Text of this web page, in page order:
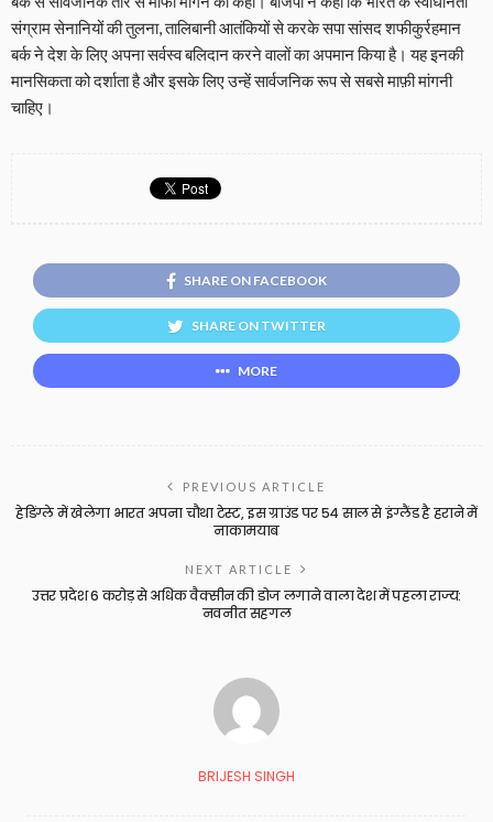
संग्राम सेनानियों की तुलना, तालिबानी आतंकियों से करके सपा सांसद शफीकुर्रहमान
बर्क ने देश के लिए अपना सर्वस्व बलिदान करने वालों का अपमान किया है। यह इनकी
मानसिकता को दर्शाता है और इसके लिए उन्हें सार्वजनिक रूप से सबसे माफ़ी मांगनी
चाहिए।
SHARE ON FACEBOOK
SHARE ON TWITTER
MORE
PREVIOUS ARTICLE
हेडिंग्ले में खेलेगा भारत अपना चौथा टेस्ट, इस ग्राउंड पर 54 साल से इंग्लैंड है हराने में
नाकामयाब
NEXT ARTICLE
उत्तर प्रदेश 6 करोड़ से अधिक वैक्सीन की डोज लगाने वाला देश में पहला राज्य:
नवनीत सहगल
BRIJESH SINGH